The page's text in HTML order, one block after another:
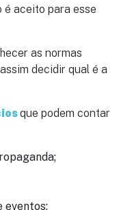
aceito para esse
as normas
decidir qual é a
que podem contar
eventos;